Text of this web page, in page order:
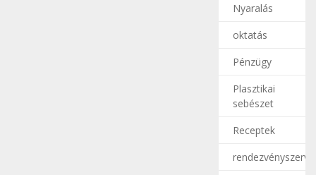
Nyaralás
oktatás
Pénzügy
Plasztikai
sebészet
Receptek